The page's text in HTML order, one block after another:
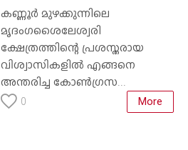
കണ്ണൂർ മുഴക്കുന്നിലെ
മൃദംഗശൈലേശ്വരി
ക്ഷേത്രത്തിന്റെ പ്രശസ്തരായ
വിശ്വാസികളിൽ എങ്ങനെ
അന്തരിച്ച കോൺഗ്രസ...
0 More